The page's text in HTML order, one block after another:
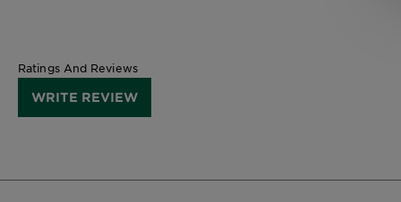
Ratings And Reviews
WRITE REVIEW